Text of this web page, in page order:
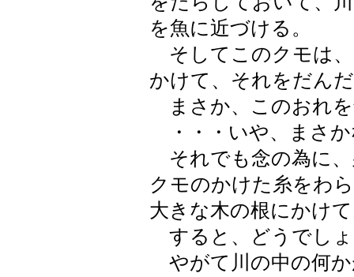
を魚に近づける。
そしてこのクモは
かけて、それをだん
まさか、このおれ
・・・いや、まさか
それでも念の為に
クモのかけた糸をわ
大きな木の根にかけ
すると、どうでし
やがて川の中の何